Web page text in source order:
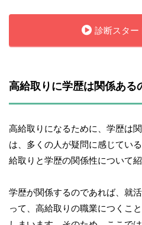
診断スター
高給取りに学歴は関係ある
高給取りになるために、学歴は
は、多くの人が疑問に感じてい
給取りと学歴の関係性について紹
学歴が関係するのであれば、就
って、高給取りの職業につくこ